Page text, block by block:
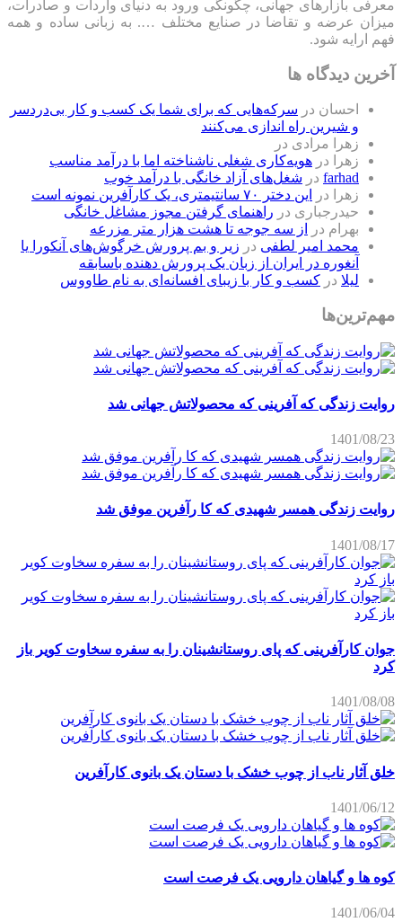
معرفی بازارهای جهانی، چگونگی ورود به دنیای واردات و صادرات،
میزان عرضه و تقاضا در صنایع مختلف …. به زبانی ساده و همه
فهم ارایه شود.
آخرین دیدگاه ها
احسان در سرکه‌هایی که برای شما یک کسب و کار بی‌دردسر
و شیرین راه اندازی می‌کنند
زهرا مرادی در
زهرا
در هویه‌کاری شغلی ناشناخته اما با درآمد مناسب
farhad در شغل‌های آزاد خانگی با درآمد خوب
زهرا
در
این دختر ۷۰ سانتیمتری، یک کارآفرین نمونه است
حیدرجباری در راهنمای گرفتن مجوز مشاغل خانگی
بهرام در
از سه جوجه تا هشت هزار متر مزرعه
محمد امیر لطفی در زیر و بم پرورش خرگوش‌های آنکورا یا
آنغوره در ایران از زبان یک پرورش دهنده باسابقه
لیلا در کسب و کار با زیبای افسانه‌ای به نام طاووس
مهم‌ترین‌ها
روایت زندگی که آفرینی که محصولاتش جهانی شد
1401/08/23
روایت زندگی همسر شهیدی که کا رآفرین موفق شد
1401/08/17
جوان کارآفرینی که پای روستانشینان را به سفره سخاوت کویر باز
کرد
1401/08/08
خلق آثار ناب از چوب خشک با دستان یک بانوی کارآفرین
1401/06/12
کوه ها و گیاهان دارویی یک فرصت است
1401/06/04